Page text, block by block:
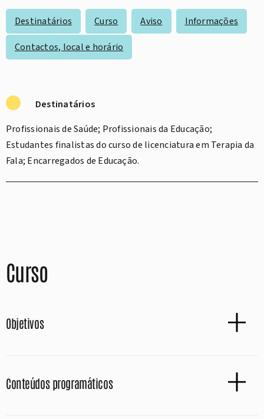
Destinatários Curso Aviso
Informações
Contactos, local e horário
Destinatários
Profissionais de Saúde; Profissionais da Educação;
Estudantes finalistas do curso de licenciatura em Terapia da
Fala; Encarregados de Educação.
Curso
Objetivos
Conteúdos programáticos